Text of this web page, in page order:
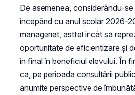
De asemenea, considerându-
începând cu anul școlar 2026-
manageriat, astfel încât să
oportunitate de eficientizare și
în final în beneficiul elevului. În
ca, pe perioada consultării
anumite perspective de